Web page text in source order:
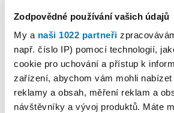
Zodpovědné používání vašich údajů
My a naši 1022 partneři
např. číslo IP) pomocí technologií,
cookie pro uchování a přístup k
zařízení, abychom vám mohli nabízet
reklamy a obsah, měření reklam a
návštěvníky a vývoj produktů. Máte
PETRA KLEMENTOVÁ
11. 08.